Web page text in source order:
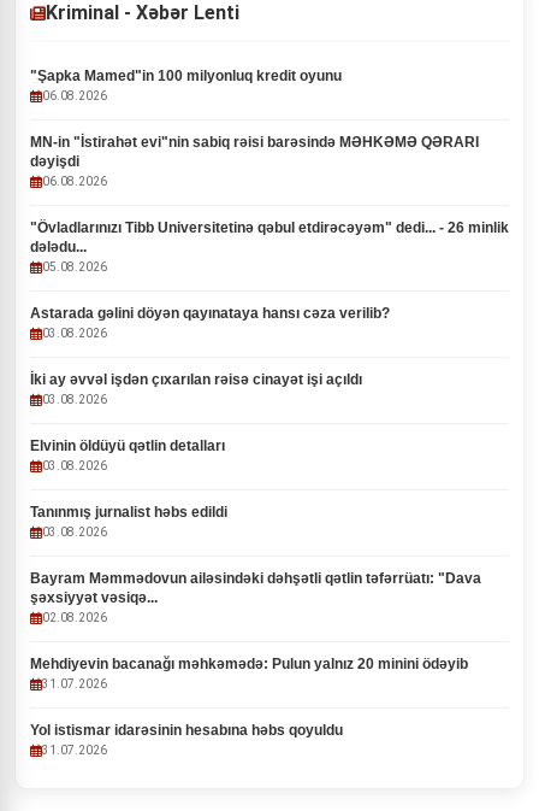
Kriminal - Xəbər Lenti
"Şapka Mamed"in 100 milyonluq kredit oyunu
06.08.2026
MN-in "İstirahət evi"nin sabiq rəisi barəsində MƏHKƏMƏ QƏRARI
dəyişdi
06.08.2026
"Övladlarınızı Tibb Universitetinə qəbul etdirəcəyəm" dedi... - 26 minlik
dələdu...
05.08.2026
Astarada gəlini döyən qayınataya hansı cəza verilib?
03.08.2026
İki ay əvvəl işdən çıxarılan rəisə cinayət işi açıldı
03.08.2026
Elvinin öldüyü qətlin detalları
03.08.2026
Tanınmış jurnalist həbs edildi
03.08.2026
Bayram Məmmədovun ailəsindəki dəhşətli qətlin təfərrüatı: "Dava
şəxsiyyət vəsiqə...
02.08.2026
Mehdiyevin bacanağı məhkəmədə: Pulun yalnız 20 minini ödəyib
31.07.2026
Yol istismar idarəsinin hesabına həbs qoyuldu
31.07.2026